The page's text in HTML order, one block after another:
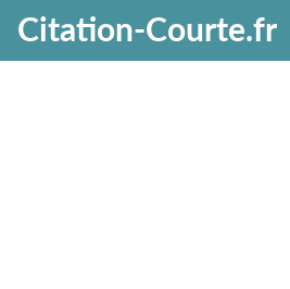
Citation-Courte.fr